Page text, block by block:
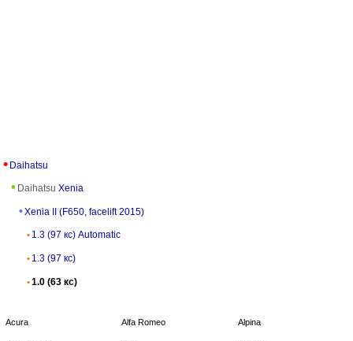
Daihatsu
Daihatsu Xenia
Xenia II (F650, facelift 2015)
1.3 (97 кс) Automatic
1.3 (97 кс)
1.0 (63 кс)
Acura Alfa Romeo Alpina